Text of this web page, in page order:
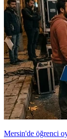
Mersin'de öğrenci